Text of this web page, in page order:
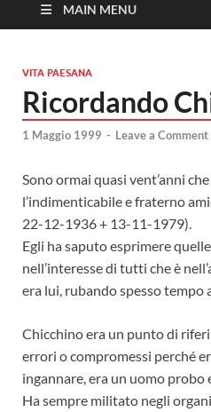
MAIN MENU
VITA PAESANA
Ricordando
1 Maggio 1999 - Leave a Comment
Sono ormai quasi vent’anni
l’indimenticabile e fraterno
22-12-1936 + 13-11-1979).
Egli ha saputo esprimere
nell’interesse di tutti che è
era lui, rubando spesso tempo
Chicchino era un punto di
errori o compromessi perché
ingannare, era un uomo probo
Ha sempre militato negli